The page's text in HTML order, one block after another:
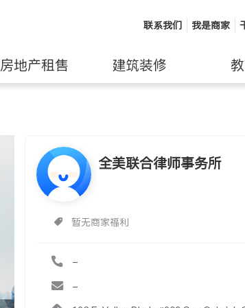
联系我们 我是商家
房地产租售 建筑装修
全美联合律师事务所
暂无商家福利
-
-